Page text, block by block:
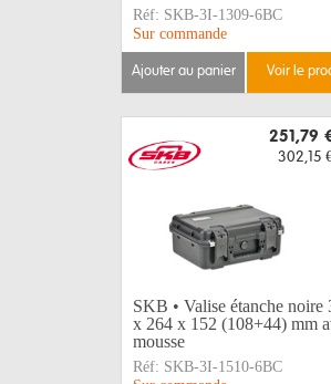
Réf: SKB-3I-1309-6BC
Sur commande
ajouter au panier voir le
251,79
302,15
SKB • Valise étanche noire
x 264 x 152 (108+44) mm
mousse
Réf: SKB-3I-1510-6BC